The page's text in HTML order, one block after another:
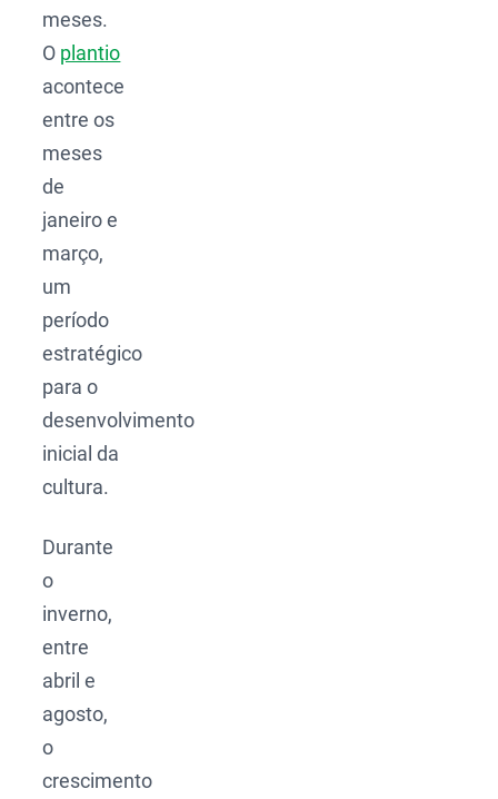
meses.
O plantio
acontece
entre os
meses
de
janeiro e
março,
um
período
estratégico
para o
desenvolvimento
inicial da
cultura.
Durante
o
inverno,
entre
abril e
agosto,
o
crescimento